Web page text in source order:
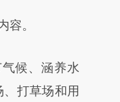
。
候、涵养水
打草场和用